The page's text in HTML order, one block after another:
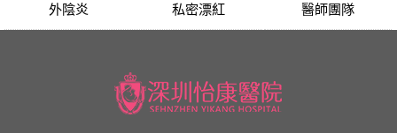
外陰炎 私密漂紅 醫師團隊